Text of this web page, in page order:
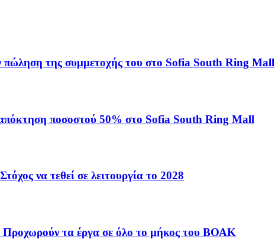
πώληση της συμμετοχής του στο Sofia South Ring Mall
ποσοστού 50% στο Sofia South Ring Mall
να τεθεί σε λειτουργία το 2028
τα έργα σε όλο το μήκος του ΒΟΑΚ